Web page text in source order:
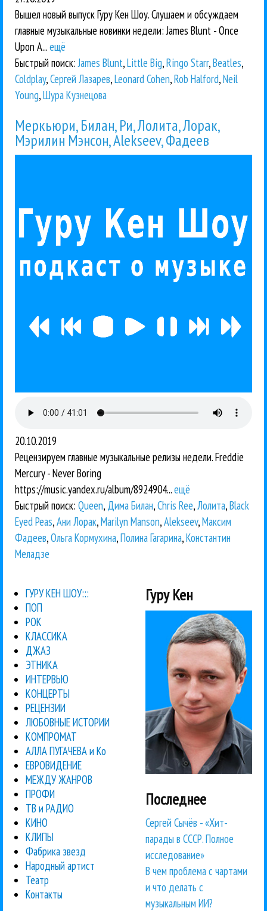
Вышел новый выпуск Гуру Кен Шоу. Слушаем и обсуждаем
главные музыкальные новинки недели: James Blunt - Once
Upon A...ещё
Быстрый поиск:James Blunt,Little Big,Ringo Starr,Beatles,
Coldplay,Сергей Лазарев,Leonard Cohen,Rob Halford,Neil
Young,Шура Кузнецова
Меркьюри, Билан, Ри, Лолита, Лорак,
Мэрилин Мэнсон, Alekseev, Фадеев
20.10.2019
Рецензируем главные музыкальные релизы недели. Freddie
Mercury - Never Boring
https://music.yandex.ru/album/8924904...ещё
Быстрый поиск: Queen, Дима Билан,Chris Ree,Лолита,Black
Eyed Peas,Ани Лорак,Marilyn Manson,Alekseev,Максим
Фадеев,Ольга Кормухина,Полина Гагарина,Константин
Меладзе
ГУРУ КЕН ШОУ:::
ПОП
РОК
КЛАССИКА
ДЖАЗ
ЭТНИКА
ИНТЕРВЬЮ
КОНЦЕРТЫ
РЕЦЕНЗИИ
ЛЮБОВНЫЕ ИСТОРИИ
КОМПРОМАТ
АЛЛА ПУГАЧЕВА и Ко
ЕВРОВИДЕНИЕ
МЕЖДУ ЖАНРОВ
ПРОФИ
ТВ и РАДИО
КИНО
КЛИПЫ
Фабрика звезд
Народный артист
Театр
Контакты
Гуру Кен
Последнее
Сергей Сычёв - «Хит-
парады в СССР. Полное
исследование»
В чем проблема с чартами
и что делать с
музыкальным ИИ?